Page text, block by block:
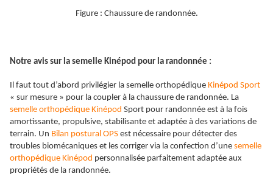
Figure : Chaussure de randonnée.
Notre avis sur la semelle Kinépod pour la randonnée :
Il faut tout d’abord privilégier la semelle orthopédique Kinépod Sport
« sur mesure » pour la coupler à la chaussure de randonnée. La
semelle orthopédique Kinépod Sport pour randonnée est à la fois
amortissante, propulsive, stabilisante et adaptée à des variations de
terrain. Un Bilan postural OPS est nécessaire pour détecter des
troubles biomécaniques et les corriger via la confection d’une semelle
orthopédique Kinépod personnalisée parfaitement adaptée aux
propriétés de la randonnée.